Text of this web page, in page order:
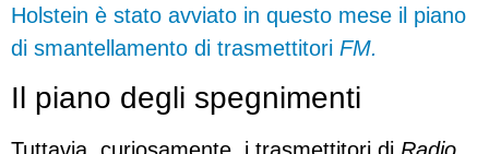
Holstein è stato avviato in questo mese il piano
di smantellamento di trasmettitori FM.
Il piano degli spegnimenti